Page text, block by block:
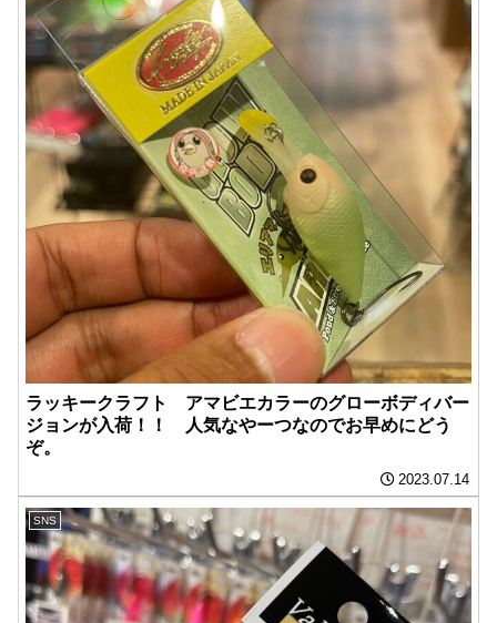
ラッキークラフト アマビエカラーのグローボディバー
ジョンが入荷！！ 人気なやーつなのでお早めにどう
ぞ。
2023.07.14
SNS